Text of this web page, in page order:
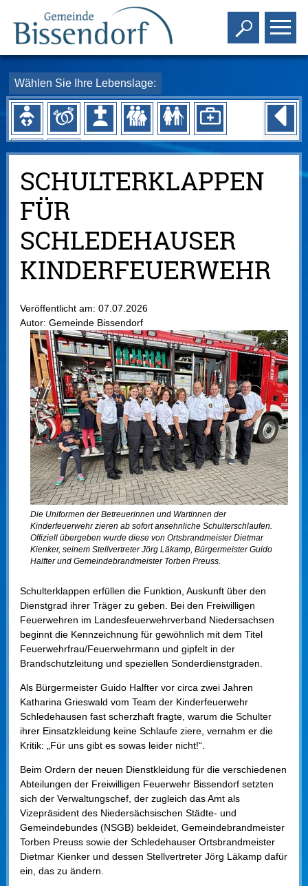
Toggle
Wählen Sie Ihre Lebenslage:
SCHULTERKLAPPEN
FÜR
SCHLEDEHAUSER
KINDERFEUERWEHR
Veröffentlicht am: 07.07.2026
Autor: Gemeinde Bissendorf
Die Uniformen der Betreuerinnen und Wartinnen der
Kinderfeuerwehr zieren ab sofort ansehnliche Schulterschlaufen.
Offiziell übergeben wurde diese von Ortsbrandmeister Dietmar
Kienker, seinem Stellvertreter Jörg Läkamp, Bürgermeister Guido
Halfter und Gemeindebrandmeister Torben Preuss.
Schulterklappen erfüllen die Funktion, Auskunft über den
Dienstgrad ihrer Träger zu geben. Bei den Freiwilligen
Feuerwehren im Landesfeuerwehrverband Niedersachsen
beginnt die Kennzeichnung für gewöhnlich mit dem Titel
Feuerwehrfrau/Feuerwehrmann und gipfelt in der
Brandschutzleitung und speziellen Sonderdienstgraden.
Als Bürgermeister Guido Halfter vor circa zwei Jahren
Katharina Grieswald vom Team der Kinderfeuerwehr
Schledehausen fast scherzhaft fragte, warum die Schulter
ihrer Einsatzkleidung keine Schlaufe ziere, vernahm er die
Kritik: „Für uns gibt es sowas leider nicht!“.
Beim Ordern der neuen Dienstkleidung für die verschiedenen
Abteilungen der Freiwilligen Feuerwehr Bissendorf setzten
sich der Verwaltungschef, der zugleich das Amt als
Vizepräsident des Niedersächsischen Städte- und
Gemeindebundes (NSGB) bekleidet, Gemeindebrandmeister
Torben Preuss sowie der Schledehauser Ortsbrandmeister
Dietmar Kienker und dessen Stellvertreter Jörg Läkamp dafür
ein, das zu ändern.